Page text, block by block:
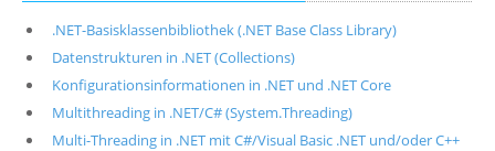
.NET-Basisklassenbibliothek (.NET Base Class Library)
Datenstrukturen in .NET (Collections)
Konfigurationsinformationen in .NET und .NET Core
Multithreading in .NET/C# (System.Threading)
Multi-Threading in .NET mit C#/Visual Basic .NET und/oder C++